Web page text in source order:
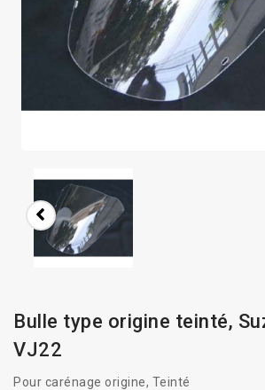
Bulle type origine teinté,
VJ22
Pour carénage origine, Teinté